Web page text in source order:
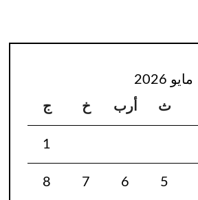
مايو 2026
ث أرب خ ج
1
5
6
7
8